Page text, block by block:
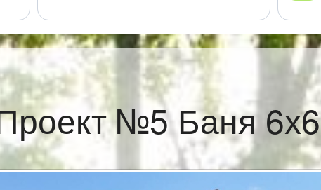
№5 Баня 6х6